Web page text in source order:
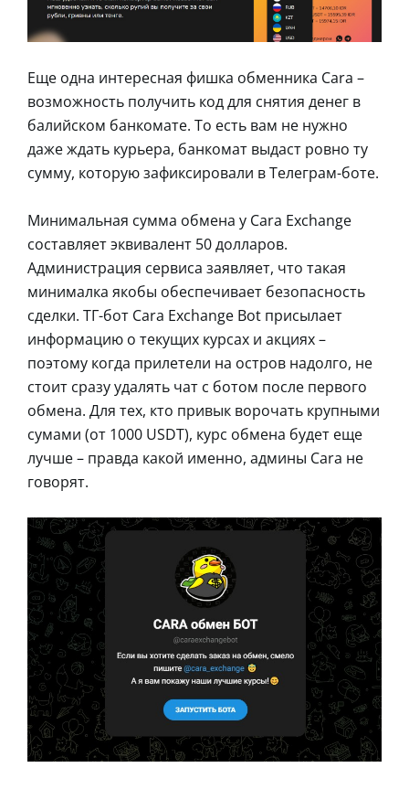
Еще одна интересная фишка обменника Cara –
возможность получить код для снятия денег в
балийском банкомате. То есть вам не нужно
даже ждать курьера, банкомат выдаст ровно ту
сумму, которую зафиксировали в Телеграм-боте.
Минимальная сумма обмена у Cara Exchange
составляет эквивалент 50 долларов.
Администрация сервиса заявляет, что такая
минималка якобы обеспечивает безопасность
сделки. ТГ-бот Cara Exchange Bot присылает
информацию о текущих курсах и акциях –
поэтому когда прилетели на остров надолго, не
стоит сразу удалять чат с ботом после первого
обмена. Для тех, кто привык ворочать крупными
сумами (от 1000 USDT), курс обмена будет еще
лучше – правда какой именно, админы Cara не
говорят.